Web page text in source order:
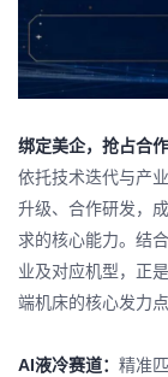
绑定美企，抢占合
依托技术迭代与产
升级、合作研发，
求的核心能力。结
业及对应机型，正
端机床的核心发力点
AI液冷赛道： 精准